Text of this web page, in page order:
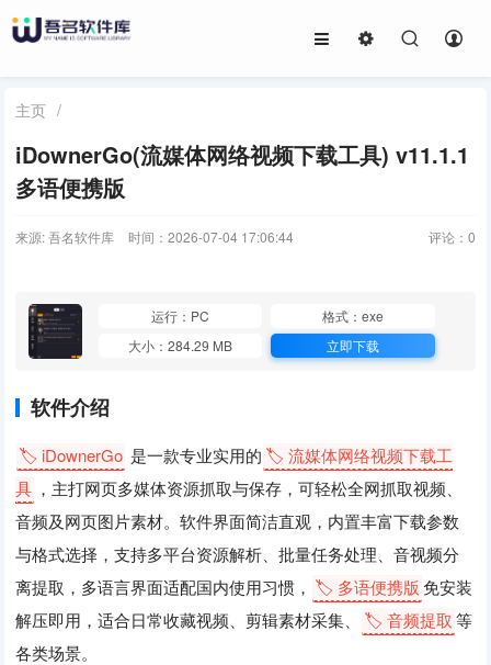
主页 /
iDownerGo(流媒体网络视频下载工具) v11.1.1
多语便携版
来源: 吾名软件库 时间：2026-07-04 17:06:44 评论： 0
运行：PC
格式：exe
大小：284.29 MB
立即下载
软件介绍
🏷️ iDownerGo 是一款专业实用的 🏷️ 流媒体网络视频下载工
具 ，主打网页多媒体资源抓取与保存，可轻松全网抓取视频、
音频及网页图片素材。软件界面简洁直观，内置丰富下载参数
与格式选择，支持多平台资源解析、批量任务处理、音视频分
离提取，多语言界面适配国内使用习惯， 🏷️ 多语便携版 免安装
解压即用，适合日常收藏视频、剪辑素材采集、
🏷️ 音频提取 等
各类场景。